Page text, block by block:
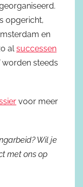
opgericht,
en
al successen
worden steeds
voor meer
Wil je
met ons op